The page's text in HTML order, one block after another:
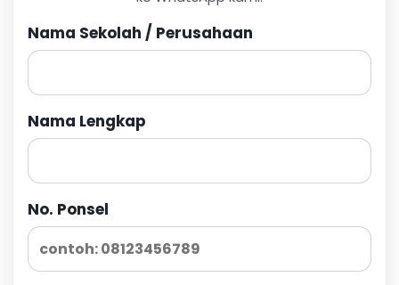
Nama Sekolah / Perusahaan
Nama Lengkap
No. Ponsel